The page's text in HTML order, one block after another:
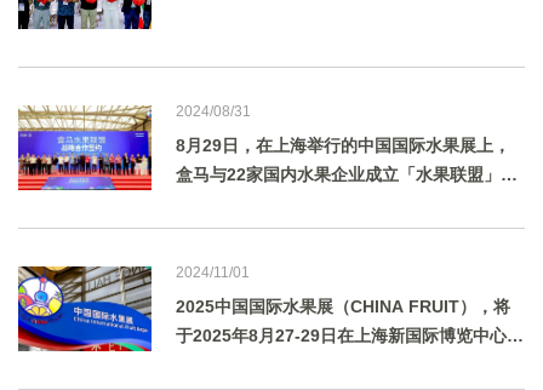
2024/08/31
8月29日，在上海举行的中国国际水果展上，
盒马与22家国内水果企业成立「水果联盟」，
育新品种，助力国产水果进一步崛起，并结合
2024/11/01
2025中国国际水果展（CHINA FRUIT），将
于2025年8月27-29日在上海新国际博览中心举